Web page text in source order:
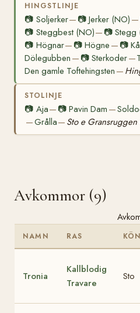
HINGSTLINJE
📷 Soljerker— 📷Jerker (NO) —
📷 Steggbest (NO)— 📷Stegg
📷 Högnar— 📷Högne — 📷
Dölegubben — 📷Sterkoder—
Den gamle Toftehingsten —
STOLINJE
📷 Aja— 📷Pavin Dam —
—Grålla— Sto e
Avkommor (9)
NAMN RAS KÖN
Tronia
Kallblodig
Travare
Sto